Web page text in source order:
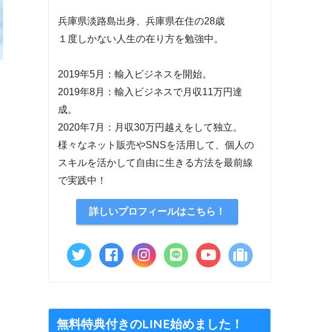
兵庫県淡路島出身、兵庫県在住の28歳
１度しかない人生の在り方を勉強中。
2019年5月：輸入ビジネスを開始。
2019年8月：輸入ビジネスで月収11万円達
成。
2020年7月：月収30万円越えをして独立。
様々なネット販売やSNSを活用して、個人の
スキルを活かして自由に生きる方法を最前線
で実践中！
詳しいプロフィールはこちら！
無料特典付きのLINE始めました！